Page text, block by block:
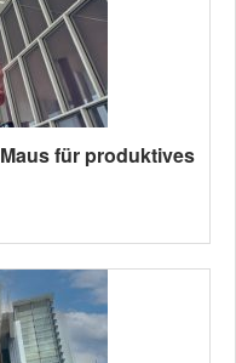
für produktives